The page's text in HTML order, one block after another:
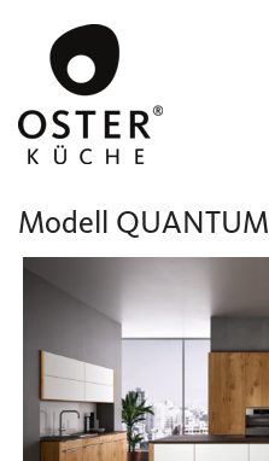
Modell QUANTUM